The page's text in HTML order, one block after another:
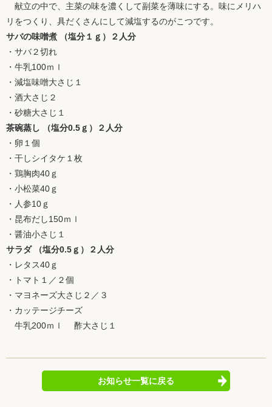
献立の中で、主菜の味を濃くして副菜を薄味にする。味にメリハ
リをつくり、具だくさんにして減塩するのがこつです。
サバの味噌煮 （塩分１ｇ）２人分
・サバ２切れ
・牛乳100ｍｌ
・減塩味噌大さじ１
・酒大さじ２
・砂糖大さじ１
茶碗蒸し （塩分0.5ｇ）２人分
・卵１個
・干しシイタケ１枚
・鶏胸肉40ｇ
・小松菜40ｇ
・人参10ｇ
・昆布だし150ｍｌ
・醤油小さじ１
サラダ （塩分0.5ｇ）２人分
・レタス40ｇ
・トマト１／２個
・マヨネーズ大さじ２／３
・カッテージチーズ
牛乳200ｍｌ 酢大さじ１
お知らせ一覧に戻る